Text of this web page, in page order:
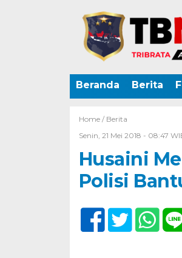
Beranda Berita
Home / Berita
Senin, 21 Mei 2018 - 08:47
Husaini
Polisi